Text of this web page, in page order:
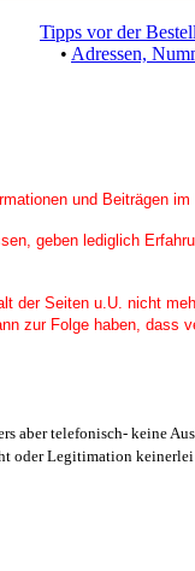
Tipps vor der
• Adressen,
und Beiträgen
geben lediglich
der Seiten u.U. nicht
zur Folge haben,
aber telefonisch- keine
oder Legitimation